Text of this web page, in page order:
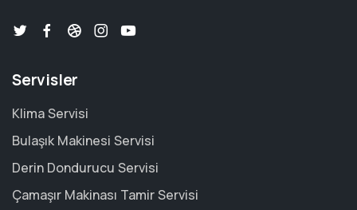
Servisler
Klima Servisi
Bulaşık Makinesi Servisi
Derin Dondurucu Servisi
Çamaşır Makinası Tamir Servisi